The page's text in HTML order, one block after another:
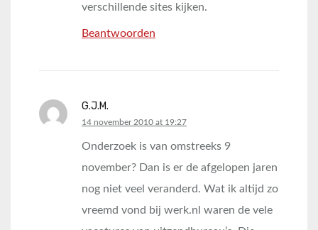
verschillende sites kijken.
Beantwoorden
G.J.M.
says:
14 november 2010 at 19:27
Onderzoek is van omstreeks 9
november? Dan is er de afgelopen jaren
nog niet veel veranderd. Wat ik altijd zo
vreemd vond bij werk.nl waren de vele